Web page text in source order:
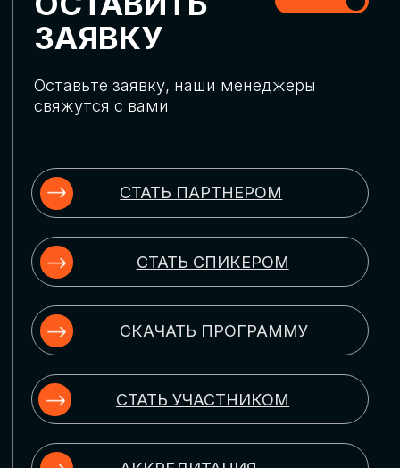
трансформации. Узнаем о новых подходах
массовом использовании ИИ-
инструментов, обеспечении
ИСКУССТВЕННЫЙ
Узнаем как компании адаптируются к
новой ИИ-реальности. Как ИИ-
сотрудники становятся
«полноправными» членами команды, как
ИИ-помощники забирают на себя рутину
и как можно значительно увеличить
производительность без огромных
затрат на нейросети
ЦИФРОВИЗАЦИЯ
УПРАВЛЕНИЯ ПЕРСОНАЛОМ
Рассмотрим управление человеческим
комплексные решения для роста
производительности и кейсы
оптимизации процессов найма,
развития, оценки и удержания